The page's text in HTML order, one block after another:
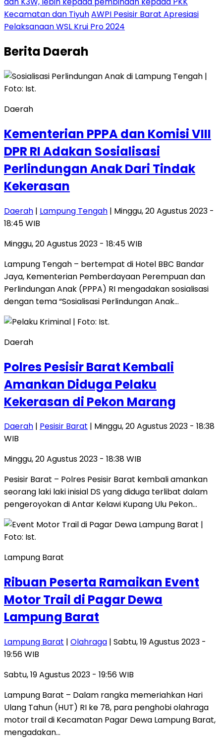
Kecamatan dan TiyuhAWPI Pesisir Barat Apresiasi
Pelaksanaan WSL Krui Pro 2024
Berita Daerah
Daerah
Kementerian PPPA dan Komisi VIII
DPR RI Adakan Sosialisasi
Perlindungan Anak Dari Tindak
Kekerasan
Daerah | Lampung Tengah | Minggu, 20 Agustus 2023 -
18:45 WIB
Minggu, 20 Agustus 2023 - 18:45 WIB
Lampung Tengah – bertempat di Hotel BBC Bandar
Jaya, Kementerian Pemberdayaan Perempuan dan
Perlindungan Anak (PPPA) RI mengadakan sosialisasi
dengan tema “Sosialisasi Perlindungan Anak…
Daerah
Polres Pesisir Barat Kembali
Amankan Diduga Pelaku
Kekerasan di Pekon Marang
Daerah | Pesisir Barat | Minggu, 20 Agustus 2023 - 18:38
WIB
Minggu, 20 Agustus 2023 - 18:38 WIB
Pesisir Barat – Polres Pesisir Barat kembali amankan
seorang laki laki inisial DS yang diduga terlibat dalam
pengeroyokan di Antar Kelawi Kupang Ulu Pekon…
Lampung Barat
Ribuan Peserta Ramaikan Event
Motor Trail di Pagar Dewa
Lampung Barat
Lampung Barat | Olahraga | Sabtu, 19 Agustus 2023 -
19:56 WIB
Sabtu, 19 Agustus 2023 - 19:56 WIB
Lampung Barat – Dalam rangka memeriahkan Hari
Ulang Tahun (HUT) RI ke 78, para penghobi olahraga
motor trail di Kecamatan Pagar Dewa Lampung Barat,
mengadakan…